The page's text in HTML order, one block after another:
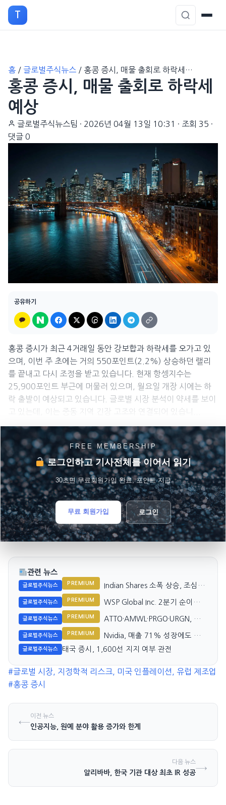
T
홈 / 글로벌주식뉴스 / 홍콩 증시, 매물 출회로 하락세…
홍콩 증시, 매물 출회로 하락세
예상
글로벌주식뉴스팀 · 2026년 04월 13일 10:31 · 조회 35 ·
댓글 0
공유하기
홍콩 증시가 최근 4거래일 동안 강보합과 하락세를 오가고 있
으며, 이번 주 초에는 거의 550포인트(2.2%) 상승하던 랠리
를 끝내고 다시 조정을 받고 있습니다. 현재 항셍지수는
25,900포인트 부근에 머물러 있으며, 월요일 개장 시에는 하
락 출발이 예상되고 있습니다. 글로벌 시장 분석이 약세를 보이
고 있는데, 이는 중동 지역 긴장 고조와 연결되어 있습니...
FREE MEMBERSHIP
로그인하고 기사전체를 이어서 읽기
30초면 무료회원가입 완료, 포인트 지급
무료 회원가입 로그인
관련 뉴스
글로벌주식뉴스 PREMIUM
Indian Shares 소폭 상승, 조심스
글로벌주식뉴스 PREMIUM
WSP Global Inc. 2분기 순이익
글로벌주식뉴스 PREMIUM
ATTO·AMWL·PRGO·URGN, 바
글로벌주식뉴스 PREMIUM
Nvidia, 매출 71% 성장에도 시
장은 성장 정체 기대
글로벌주식뉴스 태국 증시, 1,600선 지지 여부 관전
#글로벌 시장, 지정학적 리스크, 미국 인플레이션, 유럽 제조업
#홍콩 증시
←이전 뉴스
인공지능, 원예 분야 활용 증가와 한계
다음 뉴스
알리바바, 한국 기관 대상 최초 IR 성공→